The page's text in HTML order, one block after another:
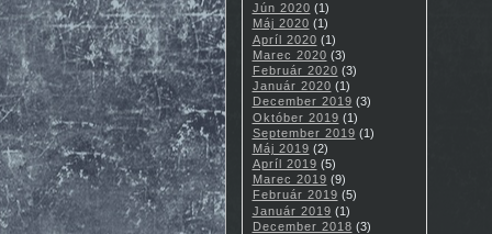
Jún 2020 (1)
Máj 2020 (1)
Apríl 2020 (1)
Marec 2020 (3)
Február 2020 (3)
Január 2020 (1)
December 2019 (3)
Október 2019 (1)
September 2019 (1)
Máj 2019 (2)
Apríl 2019 (5)
Marec 2019 (9)
Február 2019 (5)
Január 2019 (1)
December 2018 (3)